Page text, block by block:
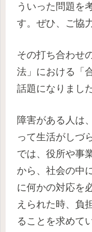
ういった問題を
す。ぜひ、ご協
その打ち合わせ
法」における「
話題になりました
障害がある人は
って生活がしづ
では、役所や事
から、社会の中
に何かの対応を
えられた時、負
ることを求めて